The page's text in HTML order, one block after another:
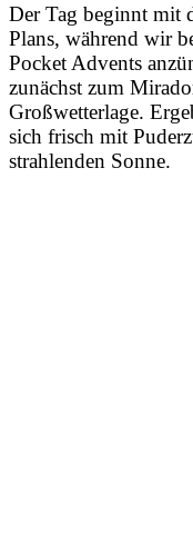
Der Tag beginnt mit
Plans, während wir
Pocket Advents
zunächst zum
Großwetterlage.
sich frisch mit
strahlenden Sonne.